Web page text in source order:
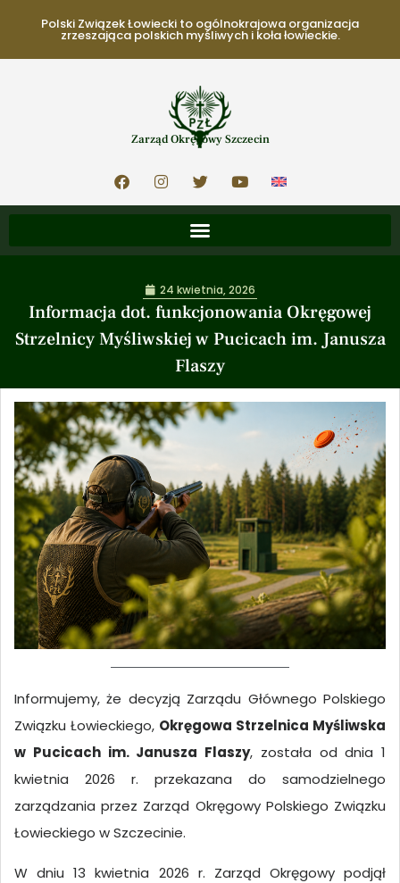
Polski Związek Łowiecki to ogólnokrajowa organizacja
zrzeszająca polskich myśliwych i koła łowieckie.
Zarząd Okręgowy Szczecin
Informacja dot. funkcjonowania Okręgowej
Strzelnicy Myśliwskiej w Pucicach im. Janusza
Flaszy
24 kwietnia, 2026
Informujemy, że decyzją Zarządu Głównego Polskiego
Związku Łowieckiego, Okręgowa Strzelnica Myśliwska
w Pucicach im. Janusza Flaszy, została od dnia 1
kwietnia 2026 r. przekazana do samodzielnego
zarządzania przez Zarząd Okręgowy Polskiego Związku
Łowieckiego w Szczecinie.
W dniu 13 kwietnia 2026 r. Zarząd Okręgowy podjął